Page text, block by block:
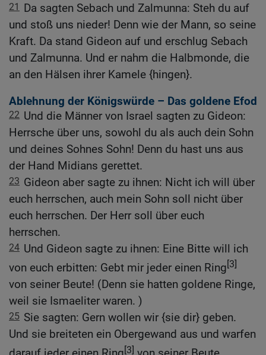
21 Da sagten Sebach und Zalmunna: Steh du auf
und stoß uns nieder! Denn wie der Mann, so seine
Kraft. Da stand Gideon auf und erschlug Sebach
und Zalmunna. Und er nahm die Halbmonde, die
an den Hälsen ihrer Kamele {hingen}.
Ablehnung der Königswürde – Das goldene Efod
22 Und die Männer von Israel sagten zu Gideon:
Herrsche über uns, sowohl du als auch dein Sohn
und deines Sohnes Sohn! Denn du hast uns aus
der Hand Midians gerettet.
23 Gideon aber sagte zu ihnen: Nicht ich will über
euch herrschen, auch mein Sohn soll nicht über
euch herrschen. Der Herr soll über euch
herrschen.
24 Und Gideon sagte zu ihnen: Eine Bitte will ich
von euch erbitten: Gebt mir jeder einen Ring[3]
von seiner Beute! (Denn sie hatten goldene Ringe,
weil sie Ismaeliter waren. )
25 Sie sagten: Gern wollen wir {sie dir} geben.
Und sie breiteten ein Obergewand aus und warfen
[3]